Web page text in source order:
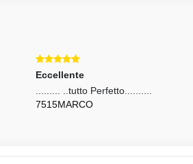
Eccellente
......... ..tutto Perfetto..........
7515MARCO